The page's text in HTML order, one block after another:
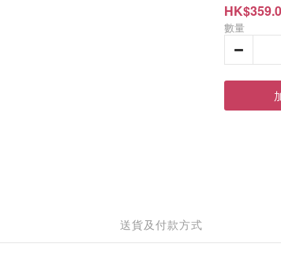
數量
送貨及付款方式